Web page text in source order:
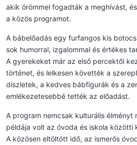
akik örömmel fogadták a meghívást,
a közös programot.
A bábelőadás egy furfangos kis
sok humorral, izgalommal és értékes
A gyerekeket már az első percektől
történet, és lelkesen követték a
díszletek, a kedves bábfigurák és a
emlékezetesebbé tették az előadást.
A program nemcsak kulturális élményt
példája volt az óvoda és iskola közötti
A közösen eltöltött idő, az ismerős